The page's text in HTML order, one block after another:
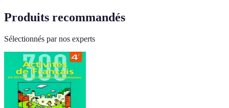
Produits recommandés
Sélectionnés par nos experts